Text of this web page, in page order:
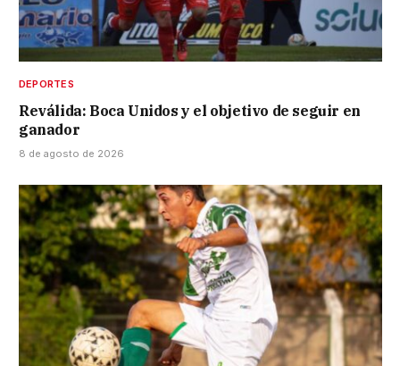
DEPORTES
Reválida: Boca Unidos y el objetivo de seguir en
ganador
8 de agosto de 2026